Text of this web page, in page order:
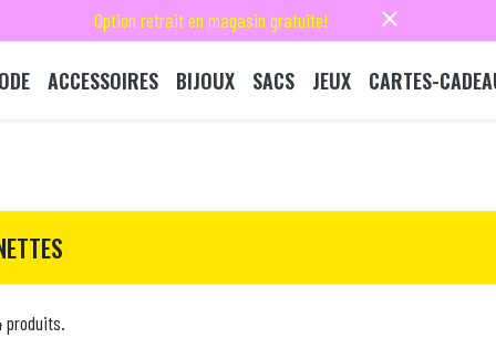
Option retrait en magasin gratuite! close
ACCESSOIRES BIJOUX SACS JEUX CARTES-
produits.